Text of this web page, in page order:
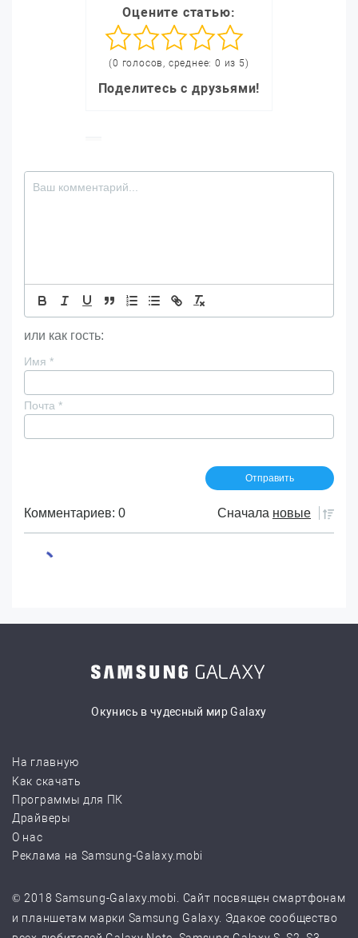
Оцените статью:
(0 голосов, среднее: 0 из 5)
Поделитесь с друзьями!
или как гость:
Имя *
Почта *
Комментариев: 0 Сначала новые
Окунись в чудесный мир Galaxy
На главную
Как скачать
Программы для ПК
Драйверы
О нас
Реклама на Samsung-Galaxy.mobi
© 2018 Samsung-Galaxy.mobi. Сайт посвящен смартфонам
и планшетам марки Samsung Galaxy. Эдакое сообщество